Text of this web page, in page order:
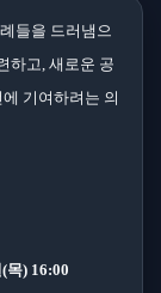
들을 드러냄으
하고 새로운 공
기여하려는 의
(목) 16:00